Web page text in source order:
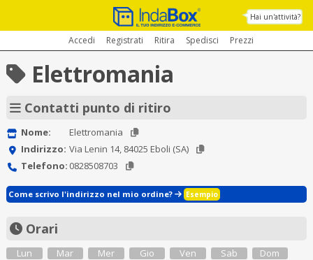
Hai un'attività?
Accedi Registrati Ritira Spedisci Prezzi
Elettromania
Contatti punto di ritiro
Nome:
Elettromania
Indirizzo: Via Lenin 14, 84025 Eboli (SA)
Telefono: 0828508703
Come scrivo l'indirizzo nel mio ordine? Esempio
Orari
Lun
Mar
Mer
Gio
Ven
Sab
Dom